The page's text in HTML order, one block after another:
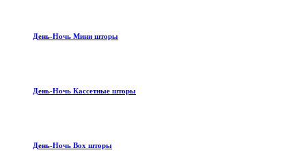
День-Ночь Мини шторы
День-Ночь Кассетные шторы
День-Ночь Box шторы